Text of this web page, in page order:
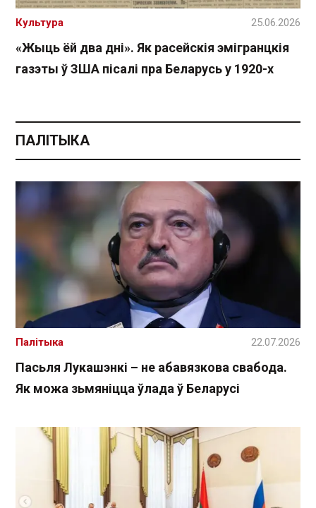
«Жыць ёй два дні». Як расейскія эмігранцкія
газэты ў ЗША пісалі пра Беларусь у 1920-х
Культура 25.06.2026
ПАЛІТЫКА
Пасьля Лукашэнкі – не абавязкова свабода.
Як можа зьмяніцца ўлада ў Беларусі
Палітыка 22.07.2026